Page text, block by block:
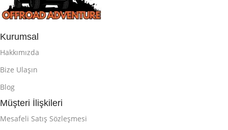
Kurumsal
Hakkımızda
Bize Ulaşın
Blog
Müşteri İlişkileri
Mesafeli Satış Sözleşmesi